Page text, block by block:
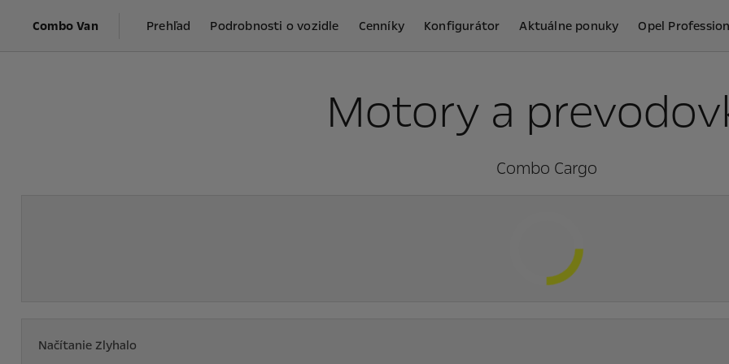
Combo Van Prehľad Podrobnosti o vozidle Cenníky Konfigurátor Aktuálne ponuky Opel
Motory a
Combo Cargo
Načítanie Zlyhalo